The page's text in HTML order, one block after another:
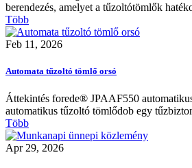
berendezés, amelyet a tűzoltótömlők
Több
Feb 11, 2026
Automata tűzoltó tömlő orsó
Áttekintés forede® JPAAF550
automatikus tűzoltó tömlődob egy
Több
Apr 29, 2026